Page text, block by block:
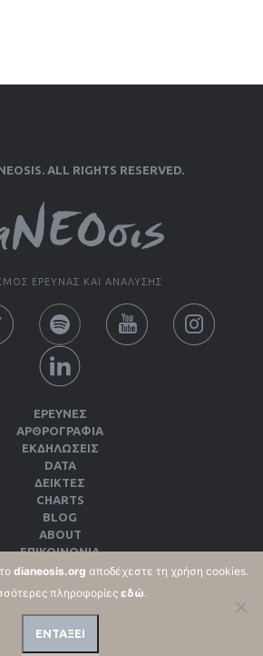
ALL RIGHTS RESERVED.
ΕΡΕΥΝΑΣ ΚΑΙ ΑΝΑΛΥΣΗΣ
ΕΡΕΥΝΕΣ
ΑΡΘΡΟΓΡΑΦΙΑ
ΕΚΔΗΛΏΣΕΙΣ
DATA
ΔΕΊΚΤΕΣ
CHARTS
BLOG
ABOUT
ΕΠΙΚΟΙΝΩΝΙΑ
ΕΚΔΌΣΕΙΣ
& ΠΟΛΙΤΙΚΉ ΑΠΟΡΡΉΤΟΥ
ΠΟΛΙΤΙΚΉ COOKIES
dianeosis.org αποδέχεστε τη χρήση cookies.
πληροφορίεςεδώ.
ΕΝΤΑΞΕΙ